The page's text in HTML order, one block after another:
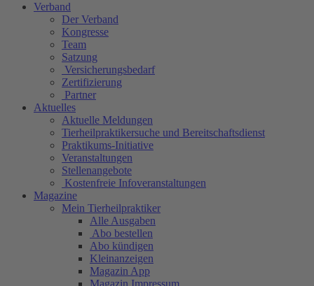
Verband
Der Verband
Kongresse
Team
Satzung
Versicherungsbedarf
Zertifizierung
Partner
Aktuelles
Aktuelle Meldungen
Tierheilpraktikersuche und Bereitschaftsdienst
Praktikums-Initiative
Veranstaltungen
Stellenangebote
Kostenfreie Infoveranstaltungen
Magazine
Mein Tierheilpraktiker
Alle Ausgaben
Abo bestellen
Abo kündigen
Kleinanzeigen
Magazin App
Magazin Impressum